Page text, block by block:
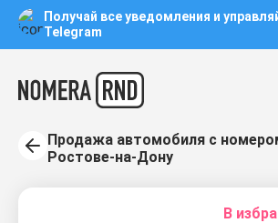
Получай все уведомления и
Telegram
Продажа автомобиля с
Ростове-на-Дону
В